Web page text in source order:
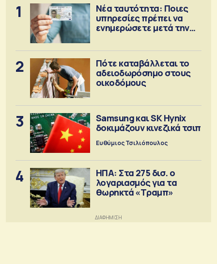
1
Νέα ταυτότητα: Ποιες
υπηρεσίες πρέπει να
ενημερώσετε μετά την
2
Πότε καταβάλλεται το
αδειοδωρόσημο στους
οικοδόμους
3
Samsung και SK Hynix
δοκιμάζουν κινεζικά τσιπ
Ευθύμιος Τσιλιόπουλος
4
ΗΠΑ: Στα 275 δισ. ο
λογαριασμός για τα
θωρηκτά «Τραμπ»